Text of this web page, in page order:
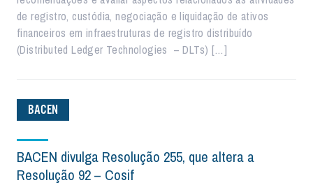
de registro, custódia, negociação e liquidação de ativos
financeiros em infraestruturas de registro distribuído
(Distributed Ledger Technologies – DLTs) […]
BACEN
BACEN divulga Resolução 255, que altera a
Resolução 92 – Cosif